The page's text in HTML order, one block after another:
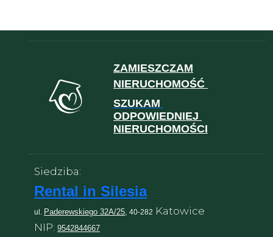
ZAMIESZCZAM
NIERUCHOMOŚĆ
SZUKAM
ODPOWIEDNIEJ
NIERUCHOMOŚCI
Siedziba:
Rental in Silesia
ul. Paderewskiego 32A/25, 40-282 Katowice
NIP: 9542844667